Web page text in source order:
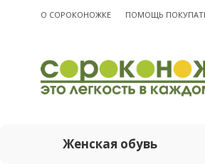
О CОРОКОНОЖКЕ ПОМОЩЬ
Женская обувь